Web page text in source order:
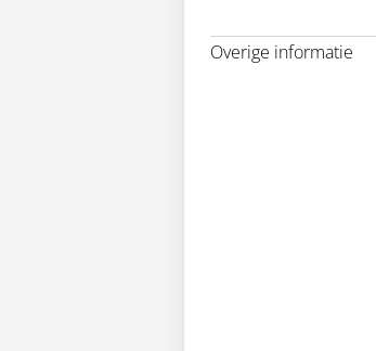
Overige informatie